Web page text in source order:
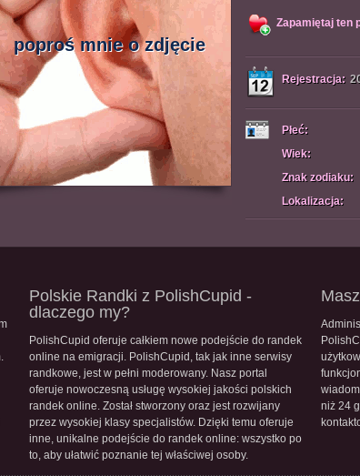
poproś mnie o zdjęcie
Zapamiętaj ten
Rejestracja:
Płeć:
Wiek:
Znak zodiaku:
Lokalizacja:
Polskie Randki z PolishCupid -
dlaczego my?
PolishCupid oferuje całkiem nowe podejście do randek
online na emigracji. PolishCupid, tak jak inne serwisy
randkowe, jest w pełni moderowany. Nasz portal
oferuje nowoczesną usługę wysokiej jakości polskich
randek online. Został stworzony oraz jest rozwijany
przez wysokiej klasy specjalistów. Dzięki temu oferuje
inne, unikalne podejście do randek online: wszystko po
to, aby ułatwić poznanie tej właściwej osoby.
niż 24